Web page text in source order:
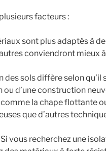
facteurs :
sont plus adaptés à
conviendront mieux
des sols diffère selon qu’il
ou d’une construction
la chape flottante
que d’autres
Si vous recherchez une